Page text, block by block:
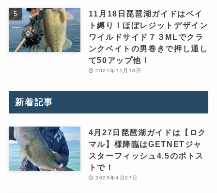
11月18日琵琶湖ガイドはベイ
ト縛り！ほぼレジットデザイン
ワイルドサイド７３MLでクラ
ンクベイトの男巻きで押し通し
て50アップ他！
2021年11月18日
新着記事
4月27日琵琶湖ガイドは【ロク
マル】様降臨はGETNETジャ
スターフィッシュ4.5のボトス
トで！
2025年4月27日